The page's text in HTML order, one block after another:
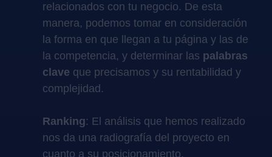
relacionados con tu negocio. De esta
manera, podemos tomar en consideración
la forma en que llegan a tu página y las de
la competencia, y determinar las palabras
clave que precisamos y su rentabilidad y
complejidad.
Ranking: El análisis que hemos realizado
nos da una radiografía del proyecto en
cuanto a su posicionamiento.